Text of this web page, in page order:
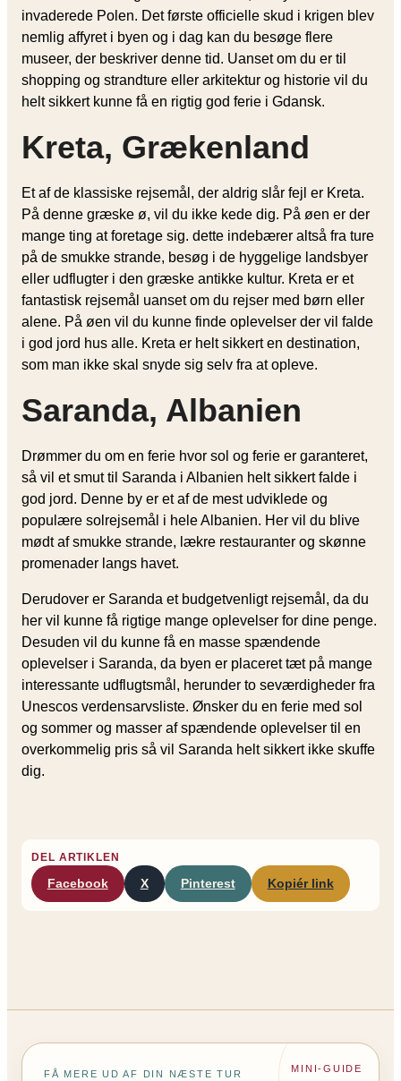
invaderede Polen. Det første officielle skud i krigen blev
nemlig affyret i byen og i dag kan du besøge flere
museer, der beskriver denne tid. Uanset om du er til
shopping og strandture eller arkitektur og historie vil du
helt sikkert kunne få en rigtig god ferie i Gdansk.
Kreta, Grækenland
Et af de klassiske rejsemål, der aldrig slår fejl er Kreta.
På denne græske ø, vil du ikke kede dig. På øen er der
mange ting at foretage sig. dette indebærer altså fra ture
på de smukke strande, besøg i de hyggelige landsbyer
eller udflugter i den græske antikke kultur. Kreta er et
fantastisk rejsemål uanset om du rejser med børn eller
alene. På øen vil du kunne finde oplevelser der vil falde
i god jord hus alle. Kreta er helt sikkert en destination,
som man ikke skal snyde sig selv fra at opleve.
Saranda, Albanien
Drømmer du om en ferie hvor sol og ferie er garanteret,
så vil et smut til Saranda i Albanien helt sikkert falde i
god jord. Denne by er et af de mest udviklede og
populære solrejsemål i hele Albanien. Her vil du blive
mødt af smukke strande, lækre restauranter og skønne
promenader langs havet.
Derudover er Saranda et budgetvenligt rejsemål, da du
her vil kunne få rigtige mange oplevelser for dine penge.
Desuden vil du kunne få en masse spændende
oplevelser i Saranda, da byen er placeret tæt på mange
interessante udflugtsmål, herunder to seværdigheder fra
Unescos verdensarvsliste. Ønsker du en ferie med sol
og sommer og masser af spændende oplevelser til en
overkommelig pris så vil Saranda helt sikkert ikke skuffe
dig.
DEL ARTIKLEN
Facebook X Pinterest Kopiér link
MINI-GUIDE
FÅ MERE UD AF DIN NÆSTE TUR